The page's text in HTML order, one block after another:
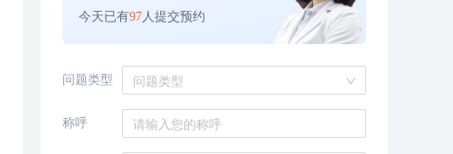
今天已有97人提交预约
问题类型 问题类型
称呼